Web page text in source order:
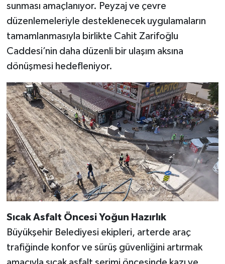
sunması amaçlanıyor. Peyzaj ve çevre
düzenlemeleriyle desteklenecek uygulamaların
tamamlanmasıyla birlikte Cahit Zarifoğlu
Caddesi’nin daha düzenli bir ulaşım aksına
dönüşmesi hedefleniyor.
Sıcak Asfalt Öncesi Yoğun Hazırlık
Büyükşehir Belediyesi ekipleri, arterde araç
trafiğinde konfor ve sürüş güvenliğini artırmak